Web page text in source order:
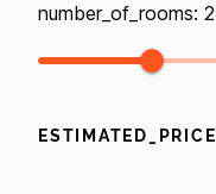
number_of_rooms: 2
ESTIMATED_PRICE